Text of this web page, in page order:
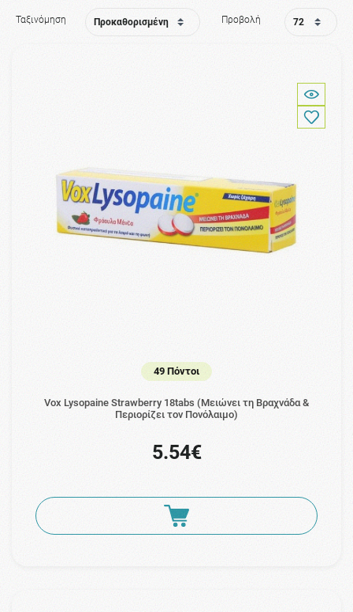
Ταξινόμηση Προβολή
49 Πόντοι
Vox Lysopaine Strawberry 18tabs (Μειώνει τη Βραχνάδα &
Περιορίζει τον Πονόλαιμο)
5.54€